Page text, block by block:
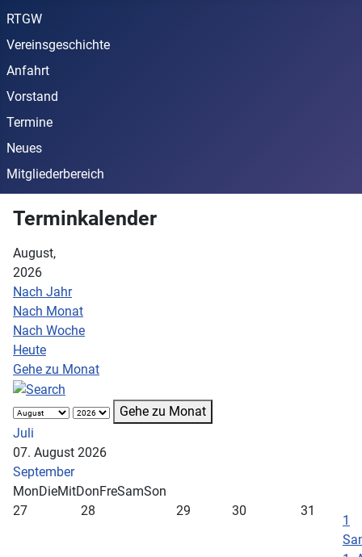
RTGW
Vereinsgeschichte
Anfahrt
Vorstand
Termine
Neues
Mitgliederbereich
Terminkalender
August,
2026
Nach Jahr
Nach Monat
Nach Woche
Heute
Gehe zu Monat
Gehe zu Monat
Juli
07. August 2026
September
MonDieMitDonFreSamSon
27
28 29 30 31
1